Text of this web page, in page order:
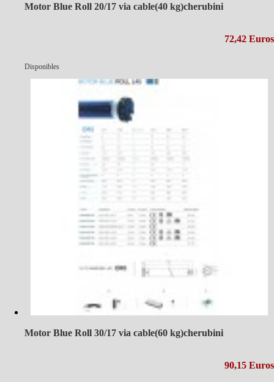
Motor Blue Roll 20/17 via cable(40 kg)cherubini
72,42 Euros
Disponibles
Motor Blue Roll 30/17 via cable(60 kg)cherubini
90,15 Euros